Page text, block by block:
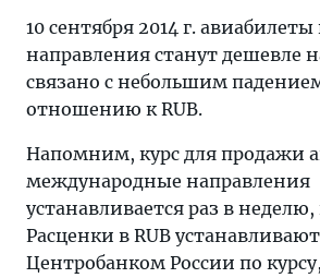
10 сентября 2014 г.
направления станут дешевле
связано с небольшим падением
отношению к RUB.
Напомним, курс для продажи
международные направления
устанавливается раз в
Расценки в RUB
Центробанком России по